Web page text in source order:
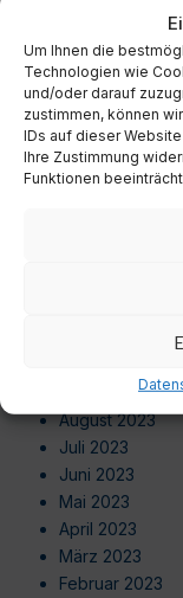
Um Ihnen die
Technologien wie
und/oder darauf
zustimmen, können
IDs auf dieser
Ihre Zustimmung
Funktionen
September
August 2024
Juli 2024
Juni 2024
Mai 2024
November 2023
September
August 2023
Juli 2023
Juni 2023
Mai 2023
April 2023
März 2023
Februar 2023